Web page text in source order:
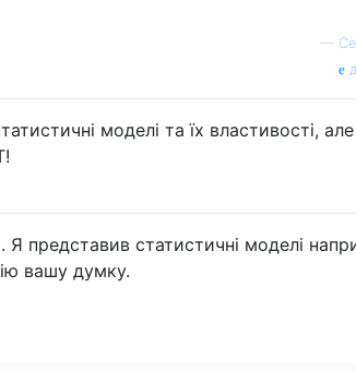
—
моделі та їх властивості,
представив статистичні моделі
вашу думку.